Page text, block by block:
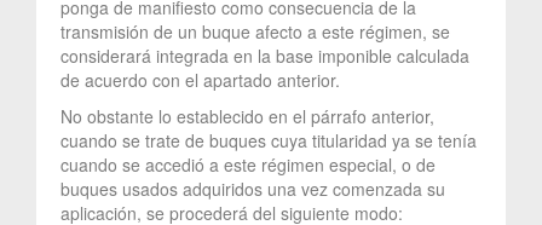
ponga de manifiesto como consecuencia de la
transmisión de un buque afecto a este régimen, se
considerará integrada en la base imponible calculada
de acuerdo con el apartado anterior.
No obstante lo establecido en el párrafo anterior,
cuando se trate de buques cuya titularidad ya se tenía
cuando se accedió a este régimen especial, o de
buques usados adquiridos una vez comenzada su
aplicación, se procederá del siguiente modo: